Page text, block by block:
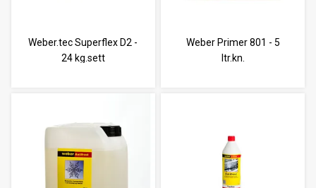
Weber.tec Superflex D2 -
24 kg.sett
Weber Primer 801 - 5
ltr.kn.